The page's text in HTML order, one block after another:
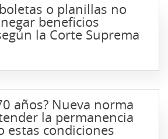
o planillas no
beneficios
la Corte Suprema
años? Nueva norma
la permanencia
estas condiciones